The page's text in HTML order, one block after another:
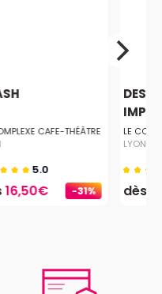
-31%
CAFE-THÉÂTRE
5.0
16,50€
LE
LYON
dès